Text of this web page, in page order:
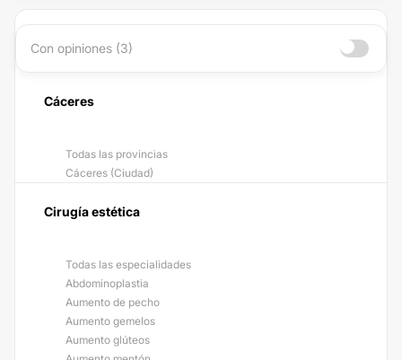
Con opiniones (3)
Cáceres
Todas las provincias
Cáceres (Ciudad)
Cirugía estética
Todas las especialidades
Abdominoplastia
Aumento de pecho
Aumento gemelos
Aumento glúteos